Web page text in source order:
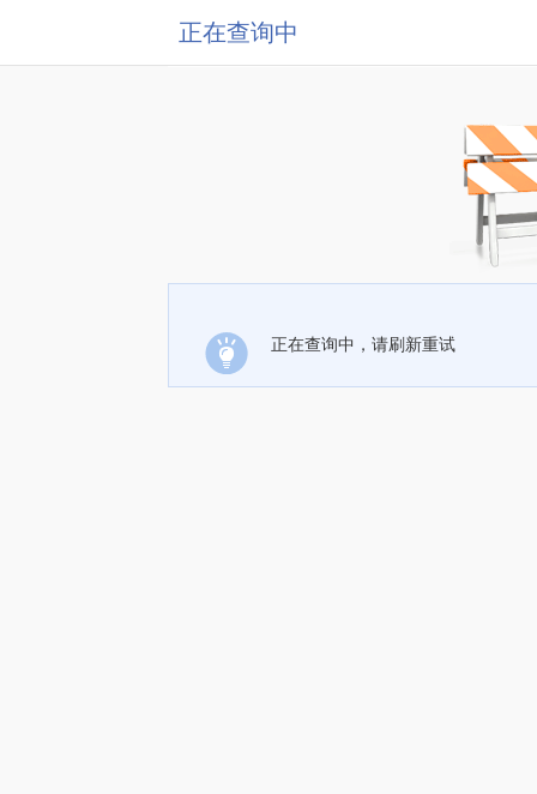
正在查询中
正在查询中，请刷新重试